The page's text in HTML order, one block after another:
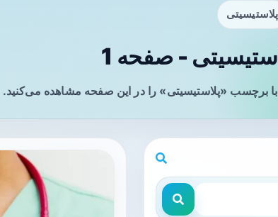
پلاستیسیتی
- صفحه 1
برچسب «پلاستیسیتی» را در این صفحه مشاهده می‌کنید.